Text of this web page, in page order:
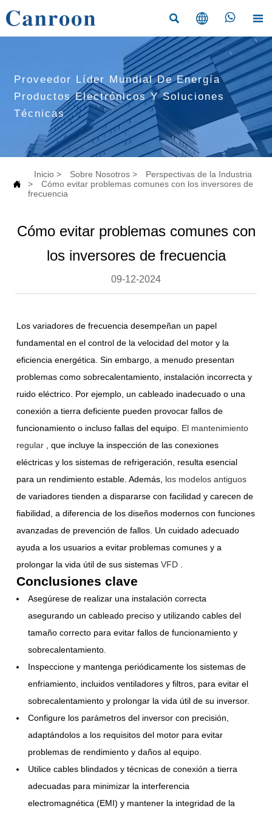
   
Proveedor Líder Mundial De Energía
Productos Electrónicos Y Soluciones
Técnicas

Inicio > Sobre Nosotros >
Perspectivas de la Industria
>
Cómo evitar problemas comunes con los inversores de
frecuencia
Cómo evitar problemas comunes con
los inversores de frecuencia
09-12-2024
Los variadores de frecuencia desempeñan un papel
fundamental en el control de la velocidad del motor y la
eficiencia energética. Sin embargo, a menudo presentan
problemas como sobrecalentamiento, instalación incorrecta y
ruido eléctrico. Por ejemplo, un cableado inadecuado o una
conexión a tierra deficiente pueden provocar fallos de
funcionamiento o incluso fallas del equipo. El mantenimiento
regular
, que incluye la inspección de las conexiones
eléctricas y los sistemas de refrigeración, resulta esencial
para un rendimiento estable. Además, los modelos antiguos
de variadores tienden a dispararse con facilidad y carecen de
fiabilidad, a diferencia de los diseños modernos con funciones
avanzadas de prevención de fallos. Un cuidado adecuado
ayuda a los usuarios a evitar problemas comunes y a
prolongar la vida útil de sus sistemasVFD
Conclusiones clave
Asegúrese de realizar una instalación correcta
asegurando un cableado preciso y utilizando cables del
tamaño correcto para evitar fallos de funcionamiento y
sobrecalentamiento.
Inspeccione y mantenga periódicamente los sistemas de
enfriamiento, incluidos ventiladores y filtros, para evitar el
sobrecalentamiento y prolongar la vida útil de su inversor.
Configure los parámetros del inversor con precisión,
adaptándolos a los requisitos del motor para evitar
problemas de rendimiento y daños al equipo.
Utilice cables blindados y técnicas de conexión a tierra
adecuadas para minimizar la interferencia
electromagnética (EMI) y mantener la integridad de la